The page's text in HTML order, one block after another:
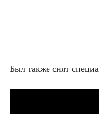
Был так­же снят